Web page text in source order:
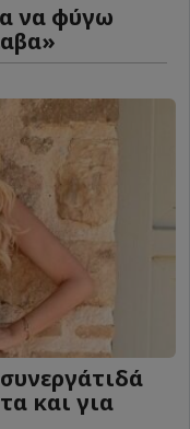
να φύγω
και για